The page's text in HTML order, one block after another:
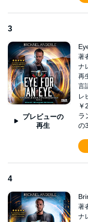
3
プレビューの
再生
著
ナ
再
言
レ
￥
ラ
の
4
著
ナ